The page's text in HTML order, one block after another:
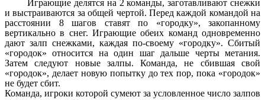
Играющие делятся на 2 команды, заготавливают снежки
и выстраиваются за общей чертой. Перед каждой командой на
расстоянии 8 шагов ставят по «городку», закопанному
вертикально в снег. Играющие обеих команд одновременно
дают залп снежками, каждая по-своему «городку». Сбитый
«городок» относится на один шаг дальше черты метания.
Затем следуют новые залпы. Команда, не сбившая свой
«городок», делает новую попытку до тех пор, пока «городок»
не будет сбит.
Команда, игроки которой сумеют за условленное число залпов